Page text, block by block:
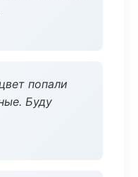
попали
Буду